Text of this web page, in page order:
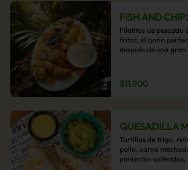
FISH AND
Filetitos de pescado
fritas, el botín
después de una
$11.900
QUESADILLA
Tortillas de trigo,
pollo, carne
pimientos salteados,